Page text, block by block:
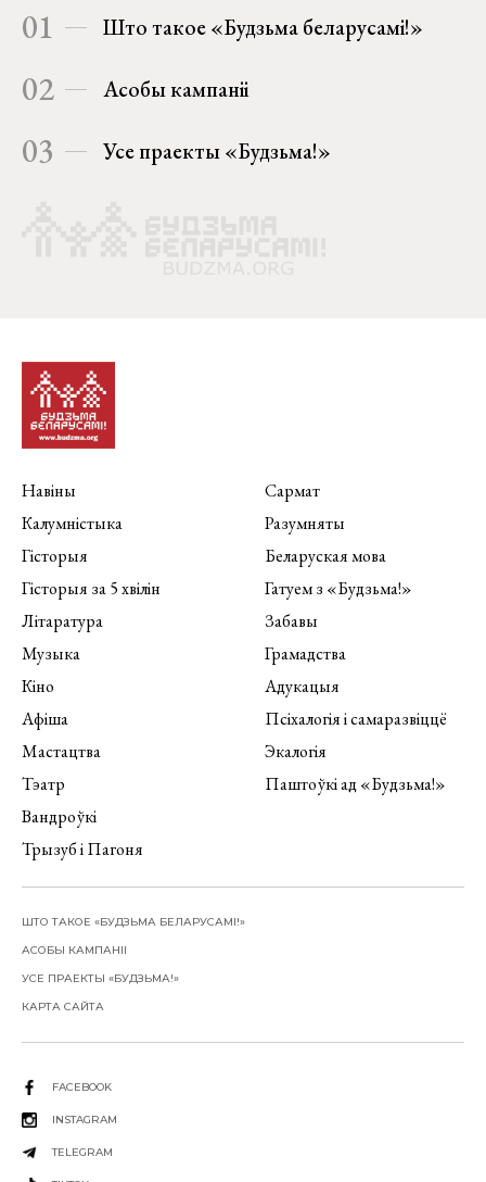
01 Што такое «Будзьма беларусамі!»
02 Асобы кампаніі
03 Усе праекты «Будзьма!»
Навіны
Калумністыка
Гісторыя
Гісторыя за 5 хвілін
Літаратура
Музыка
Кіно
Афіша
Мастацтва
Тэатр
Вандроўкі
Трызуб і Пагоня
Сармат
Разумняты
Беларуская мова
Гатуем з «Будзьма!»
Забавы
Грамадства
Адукацыя
Псіхалогія і самаразвіццё
Экалогія
Паштоўкі ад «Будзьма!»
ШТО ТАКОЕ «БУДЗЬМА БЕЛАРУСАМІ!»
АСОБЫ КАМПАНІІ
УСЕ ПРАЕКТЫ «БУДЗЬМА!»
КАРТА САЙТА
FACEBOOK
INSTAGRAM
TELEGRAM